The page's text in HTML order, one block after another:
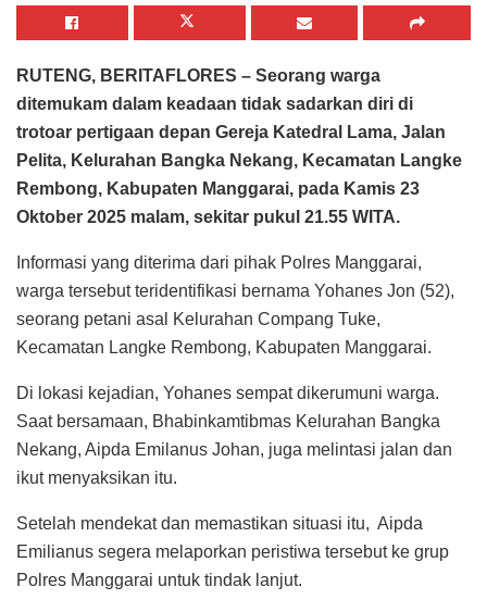
RUTENG, BERITAFLORES – Seorang warga
ditemukam dalam keadaan tidak sadarkan diri di
trotoar pertigaan depan Gereja Katedral Lama, Jalan
Pelita, Kelurahan Bangka Nekang, Kecamatan Langke
Rembong, Kabupaten Manggarai, pada Kamis 23
Oktober 2025 malam, sekitar pukul 21.55 WITA.
Informasi yang diterima dari pihak Polres Manggarai,
warga tersebut teridentifikasi bernama Yohanes Jon (52),
seorang petani asal Kelurahan Compang Tuke,
Kecamatan Langke Rembong, Kabupaten Manggarai.
Di lokasi kejadian, Yohanes sempat dikerumuni warga.
Saat bersamaan, Bhabinkamtibmas Kelurahan Bangka
Nekang, Aipda Emilanus Johan, juga melintasi jalan dan
ikut menyaksikan itu.
Setelah mendekat dan memastikan situasi itu, Aipda
Emilianus segera melaporkan peristiwa tersebut ke grup
Polres Manggarai untuk tindak lanjut.